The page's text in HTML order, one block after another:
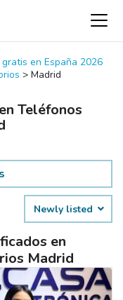
en España 2026
> Madrid
Teléfonos
Newly listed
en
Madrid